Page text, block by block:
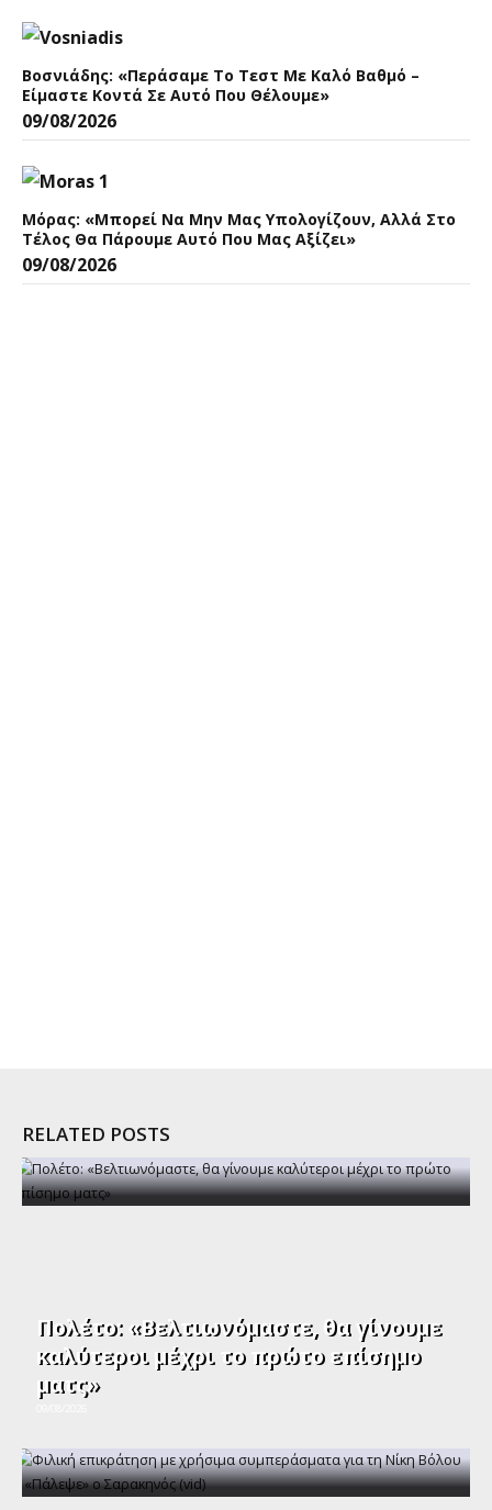
Βοσνιάδης: «Περάσαμε Το Τεστ Με Καλό Βαθμό –
Είμαστε Κοντά Σε Αυτό Που Θέλουμε»
09/08/2026
Μόρας: «Μπορεί Να Μην Μας Υπολογίζουν, Αλλά Στο
Τέλος Θα Πάρουμε Αυτό Που Μας Αξίζει»
09/08/2026
RELATED POSTS
Πολέτο: «Βελτιωνόμαστε, θα γίνουμε
καλύτεροι μέχρι το πρώτο επίσημο
ματς»